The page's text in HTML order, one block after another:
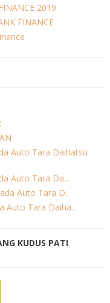
2019
FINANCE
Auto Tara Daihatsu
Auto Tara Da...
Auto Tara D...
Auto Tara Daiha...
KUDUS PATI